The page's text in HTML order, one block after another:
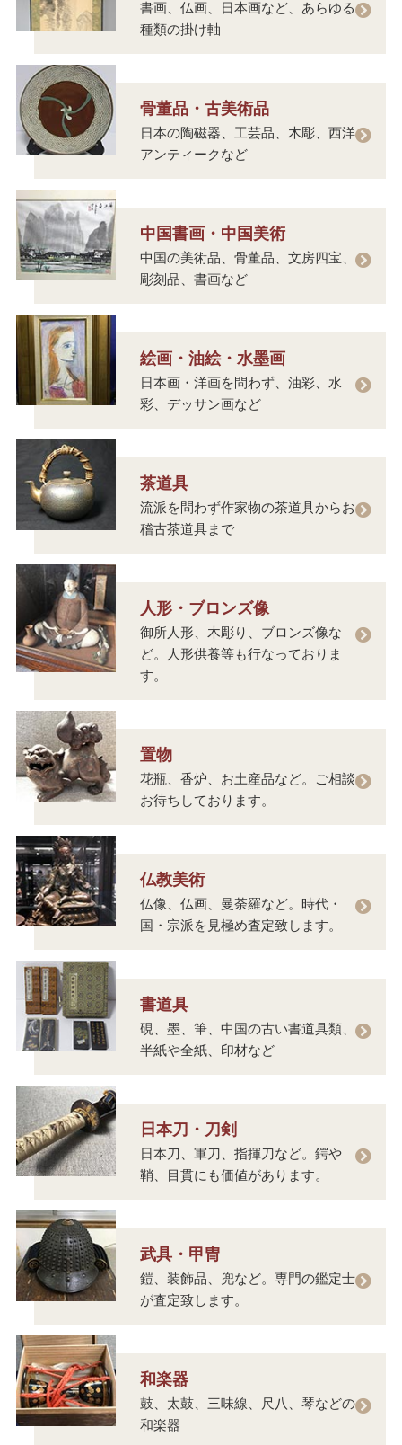
書画、仏画、日本画など、あらゆる
種類の掛け軸
骨董品・古美術品
日本の陶磁器、工芸品、木彫、西洋
アンティークなど
中国書画・中国美術
中国の美術品、骨董品、文房四宝、
彫刻品、書画など
絵画・油絵・水墨画
日本画・洋画を問わず、油彩、水
彩、デッサン画など
茶道具
流派を問わず作家物の茶道具からお
稽古茶道具まで
人形・ブロンズ像
御所人形、木彫り、ブロンズ像な
ど。人形供養等も行なっておりま
す。
置物
花瓶、香炉、お土産品など。ご相談
お待ちしております。
仏教美術
仏像、仏画、曼荼羅など。時代・
国・宗派を見極め査定致します。
書道具
硯、墨、筆、中国の古い書道具類、
半紙や全紙、印材など
日本刀・刀剣
日本刀、軍刀、指揮刀など。鍔や
鞘、目貫にも価値があります。
武具・甲冑
鎧、装飾品、兜など。専門の鑑定士
が査定致します。
和楽器
鼓、太鼓、三味線、尺八、琴などの
和楽器